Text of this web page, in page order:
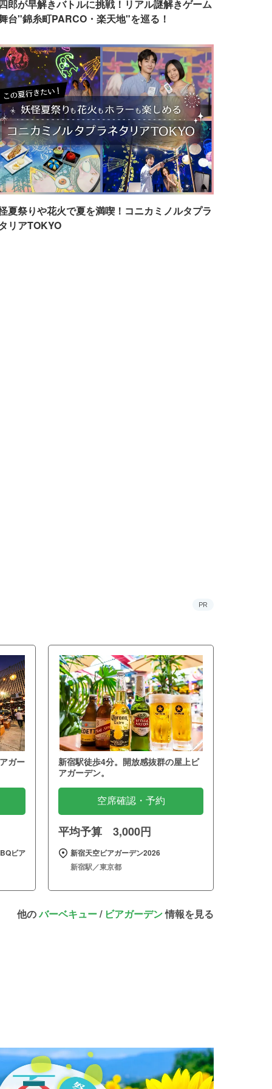
郎が早解きバトルに挑戦！リアル謎解きゲーム
台"錦糸町PARCO・楽天地"を巡る！
夏祭りや花火で夏を満喫！コニカミノルタプラ
リアTOKYO
PR
ガー
ビア
新宿駅徒歩4分。開放感抜群の屋上ビ
アガーデン。
空席確認・予約
平均予算 3,000円
新宿天空ビアガーデン2026
新宿駅／東京都
他のバーベキュー/ ビアガーデン情報を見る